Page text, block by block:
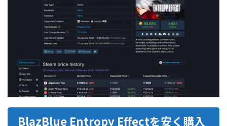
BlazBlue Entropy Effectを安く購入